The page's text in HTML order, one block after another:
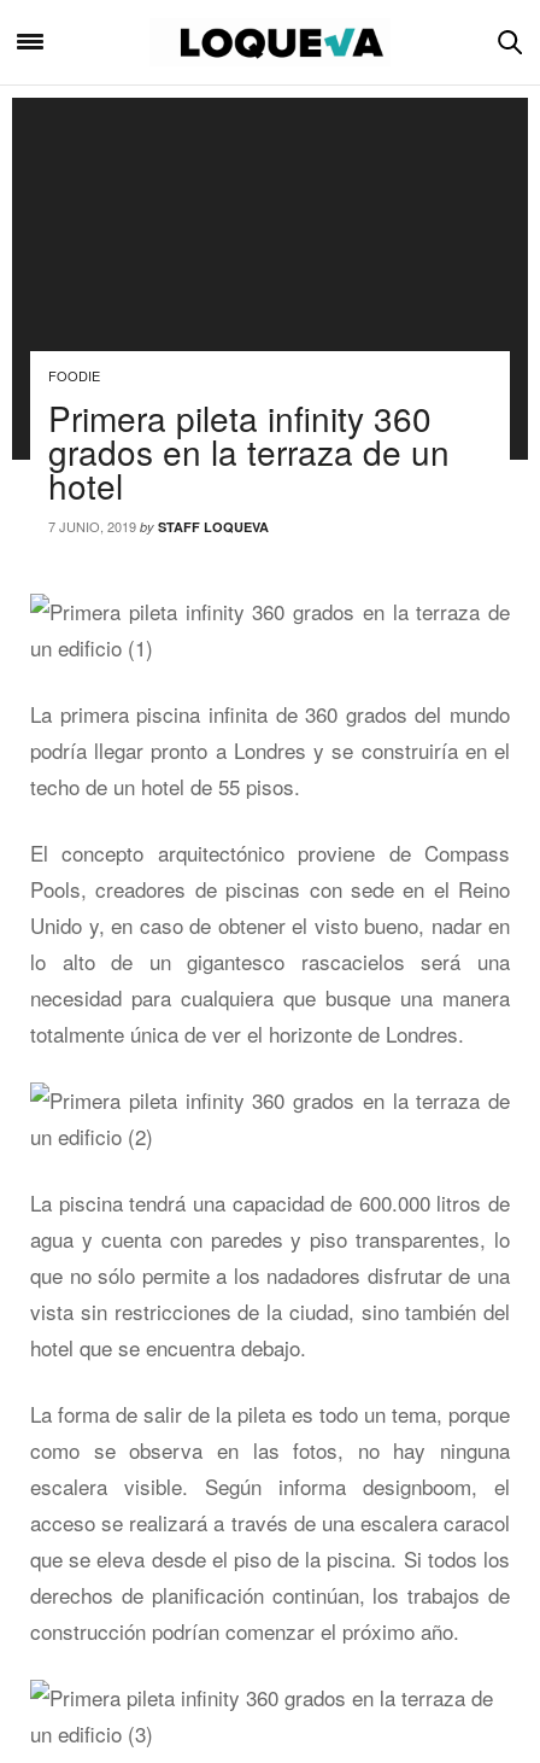
FOODIE
Primera pileta infinity 360
grados en la terraza de un
hotel
7 JUNIO, 2019 by STAFF LOQUEVA
La primera piscina infinita de 360 grados del mundo
podría llegar pronto a Londres y se construiría en el
techo de un hotel de 55 pisos.
El concepto arquitectónico proviene de Compass
Pools, creadores de piscinas con sede en el Reino
Unido y, en caso de obtener el visto bueno, nadar en
lo alto de un gigantesco rascacielos será una
necesidad para cualquiera que busque una manera
totalmente única de ver el horizonte de Londres.
La piscina tendrá una capacidad de 600.000 litros de
agua y cuenta con paredes y piso transparentes, lo
que no sólo permite a los nadadores disfrutar de una
vista sin restricciones de la ciudad, sino también del
hotel que se encuentra debajo.
La forma de salir de la pileta es todo un tema, porque
como se observa en las fotos, no hay ninguna
escalera visible. Según informa designboom, el
acceso se realizará a través de una escalera caracol
que se eleva desde el piso de la piscina. Si todos los
derechos de planificación continúan, los trabajos de
construcción podrían comenzar el próximo año.